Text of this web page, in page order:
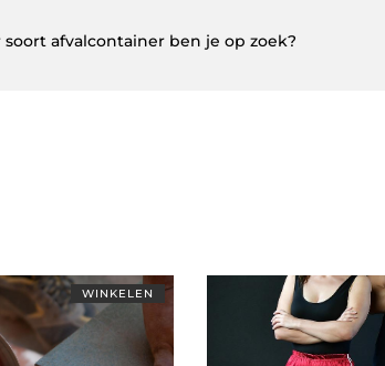
soort afvalcontainer ben je op zoek?
WINKELEN